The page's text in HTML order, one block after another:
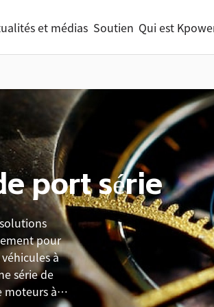
et médias Soutien Qui est
port série
pour
à
série de
moteurs à